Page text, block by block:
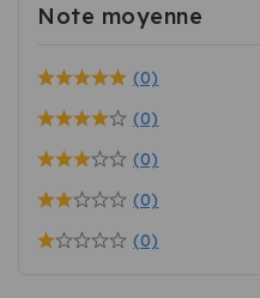
Note moyenne
(0)
(0)
(0)
(0)
(0)